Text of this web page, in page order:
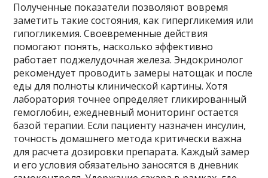
Полученные показатели позволяют вовремя
заметить такие состояния, как гипергликемия или
гипогликемия. Своевременные действия
помогают понять, насколько эффективно
работает поджелудочная железа. Эндокринолог
рекомендует проводить замеры натощак и после
еды для полноты клинической картины. Хотя
лаборатория точнее определяет гликированный
гемоглобин, ежедневный мониторинг остается
базой терапии. Если пациенту назначен инсулин,
точность домашнего метода критически важна
для расчета дозировки препарата. Каждый замер
и его условия обязательно заносятся в дневник